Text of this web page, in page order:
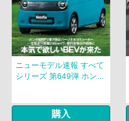
ニューモデル速報 すべて
シリーズ 第649弾 ホン...
購入